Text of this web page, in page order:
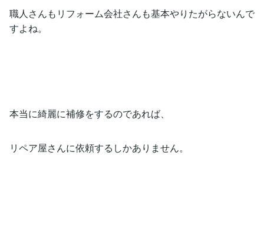
職人さんもリフォーム会社さんも基本やりたがらないんで
すよね。
本当に綺麗に補修をするのであれば、
リペア屋さんに依頼するしかありません。